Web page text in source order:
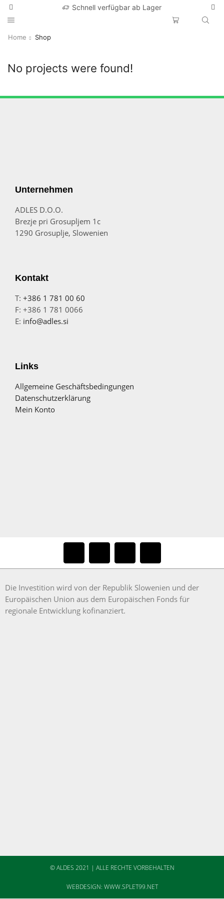
Schnell verfügbar ab Lager
Home Shop
No projects were found!
Unternehmen
ADLES D.O.O.
Brezje pri Grosupljem 1c
1290 Grosuplje, Slowenien
Kontakt
T: +386 1 781 00 60
F: +386 1 781 0066
E: info@adles.si
Links
Allgemeine Geschäftsbedingungen
Datenschutzerklärung
Mein Konto
Die Investition wird von der Republik Slowenien und der
Europäischen Union aus dem Europäischen Fonds für
regionale Entwicklung kofinanziert.
© ALDES 2021 | ALLE RECHTE VORBEHALTEN
WEBDESIGN: WWW.SPLET99.NET